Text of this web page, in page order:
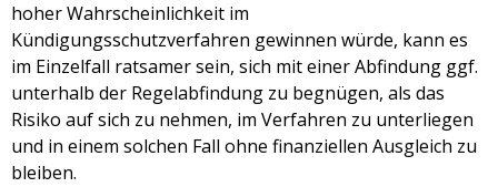
hoher Wahrscheinlichkeit im
Kündigungsschutzverfahren gewinnen würde, kann es
im Einzelfall ratsamer sein, sich mit einer Abfindung ggf.
unterhalb der Regelabfindung zu begnügen, als das
Risiko auf sich zu nehmen, im Verfahren zu unterliegen
und in einem solchen Fall ohne finanziellen Ausgleich zu
bleiben.